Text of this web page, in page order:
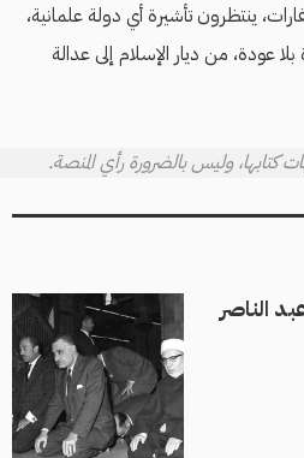
ينتظرون تأشيرة أي دولة علمانية،
عودة، من ديار الإسلام إلى عدالة
كتابها، وليس بالضرورة رأي المنصة.
الناصر